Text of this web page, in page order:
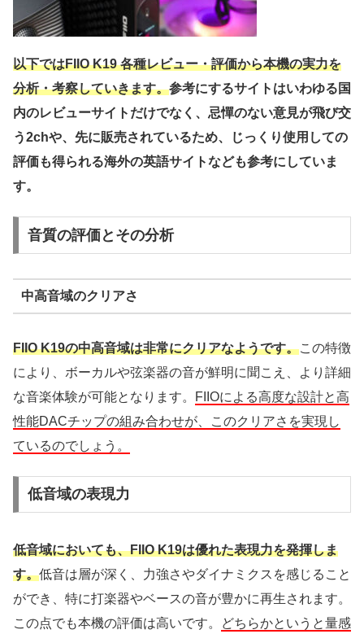
以下ではFIIO K19 各種レビュー・評価から本機の実力を
分析・考察していきます。参考にするサイトはいわゆる国
内のレビューサイトだけでなく、忌憚のない意見が飛び交
う2chや、先に販売されているため、じっくり使用しての
評価も得られる海外の英語サイトなども参考にしていま
す。
音質の評価とその分析
中高音域のクリアさ
FIIO K19の中高音域は非常にクリアなようです。この特徴
により、ボーカルや弦楽器の音が鮮明に聞こえ、より詳細
な音楽体験が可能となります。
FIIOによる高度な設計と高
性能DACチップの組み合わせが、このクリアさを実現し
ているのでしょう。
低音域の表現力
低音域においても、FIIO K19は優れた表現力を発揮しま
す。低音は層が深く、力強さやダイナミクスを感じること
ができ、特に打楽器やベースの音が豊かに再生されます。
この点でも本機の評価は高いです。
どちらかというと量感